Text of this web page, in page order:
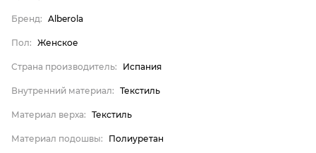
Пол
Страна производитель
Внутренний материал
Alberola
Бренд: Alberola
Пол: Женское
Страна производитель: Испания
Внутренний материал: Текстиль
Материал верха: Текстиль
Материал подошвы: Полиуретан